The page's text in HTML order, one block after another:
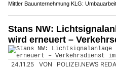
Mittler Bauunternehmung KLG:
Stans NW:
wird erneuert –
24.11.25 VON POLIZEI.NEWS